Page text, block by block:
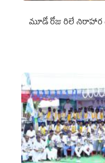
మూడో రోజు రిలే నిరాహార